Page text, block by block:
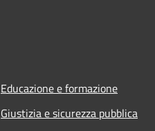
Educazione e formazione
Giustizia e sicurezza pubblica